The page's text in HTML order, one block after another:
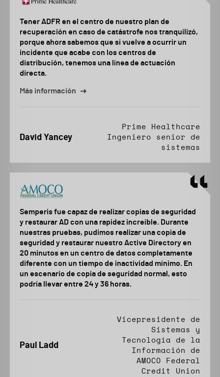
Tener ADFR en el centro de nuestro plan de
recuperación en caso de catástrofe nos tranquilizó,
porque ahora sabemos que si vuelve a ocurrir un
incidente que acabe con los centros de
distribución, tenemos una línea de actuación
directa.
Más información
David Yancey
Prime Healthcare
Ingeniero senior de
sistemas
Semperis fue capaz de realizar copias de seguridad
y restaurar AD con una rapidez increíble. Durante
nuestras pruebas, pudimos realizar una copia de
seguridad y restaurar nuestro Active Directory en
20 minutos en un centro de datos completamente
diferente con un tiempo de inactividad mínimo. En
un escenario de copia de seguridad normal, esto
podría llevar entre 24 y 36 horas.
Paul Ladd
Vicepresidente de
Sistemas y
Tecnología de la
Información de
AMOCO Federal
Credit Union